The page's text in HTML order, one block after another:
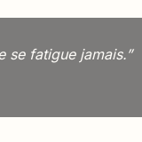
se fatigue jamais.”